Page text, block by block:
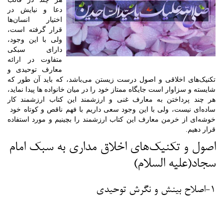
دعا و نیایش در
اختیار انسان‌ها
قرار گرفته است،
ولی با این وجود،
دارای سبکی
متفاوت در ارائه
معارف توحیدی و
تکنیک‌های اخلاقی و اصول درست زیستن می‌باشد، که باید آن طور که
شایسته و سزاوار است جایگاه ممتاز خود را در میان خانواده ها پیدا نماید،
هر چند پرداختن به معارف غنی و ارزشمند این کتاب ارزشمند کار
ساده‌ای نیست، ولی با این وجود سعی داریم با فهم ناقص و کوتاه خود
خوشه‌ای از خرمن معارف این کتاب ارزشمند را بچینیم و مورد استفاده
قرار دهیم.
اصول و تکنیک‌های اخلاق مداری به سبک امام
سجاد(علیه السلام)
1-اصلاح بینش و نگرش توحیدی